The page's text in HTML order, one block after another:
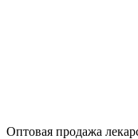
Оптовая продажа